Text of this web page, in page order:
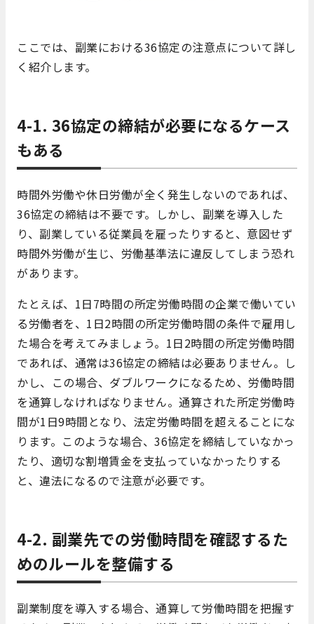
ここでは、副業における36協定の注意点について詳し
く紹介します。
4-1. 36協定の締結が必要になるケース
もある
時間外労働や休日労働が全く発生しないのであれば、
36協定の締結は不要です。しかし、副業を導入した
り、副業している従業員を雇ったりすると、意図せず
時間外労働が生じ、労働基準法に違反してしまう恐れ
があります。
たとえば、1日7時間の所定労働時間の企業で働いてい
る労働者を、1日2時間の所定労働時間の条件で雇用し
た場合を考えてみましょう。1日2時間の所定労働時間
であれば、通常は36協定の締結は必要ありません。し
かし、この場合、ダブルワークになるため、労働時間
を通算しなければなりません。通算された所定労働時
間が1日9時間となり、法定労働時間を超えることにな
ります。このような場合、36協定を締結していなかっ
たり、適切な割増賃金を支払っていなかったりする
と、違法になるので注意が必要です。
4-2. 副業先での労働時間を確認するた
めのルールを整備する
副業制度を導入する場合、通算して労働時間を把握す